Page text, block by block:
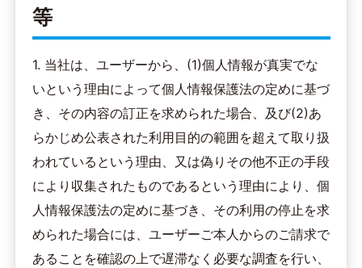
等
1. 当社は、ユーザーから、(1)個人情報が真実でな
いという理由によって個人情報保護法の定めに基づ
き、その内容の訂正を求められた場合、及び(2)あ
らかじめ公表された利用目的の範囲を超えて取り扱
われているという理由、又は偽りその他不正の手段
により収集されたものであるという理由により、個
人情報保護法の定めに基づき、その利用の停止を求
められた場合には、ユーザーご本人からのご請求で
あることを確認の上で遅滞なく必要な調査を行い、